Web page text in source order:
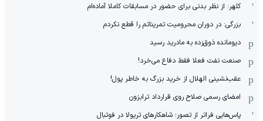
کلهر: از نظر بدنی برای حضور در مسابقات کاملا آماده‌ام
بزرگی: در دوران محرومیت تمریناتم را قطع نکردم
دیومانده ذوق‌زده به مادرید رسید
صنعت نفت فعلا فقط دفاع می‌خرد!
عقب‌نشینی الهلال از خرید بزرگ به خاطر پول!
امضای رسمی صلاح روی قرارداد ترابزون
پاس‌هایی فراتر از تصور؛ شاهکارهای تریولا در فوتبال